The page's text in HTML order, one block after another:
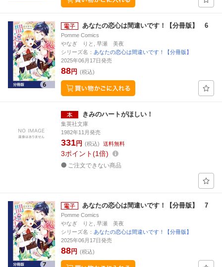
あなたの恋心は間違いです！【分冊版】 6
Pomme Comics
やなぎ りと, 早瀬 美夜
シリーズ名： あなたの恋心は間違いです！【分冊版】
2025年06月17日発売
88円 (税込)
きみのハートがほしい！
集英社文庫
1982年11月発売
331円 (税込) 送料無料
3ポイント 1倍
ご注文できない商品
あなたの恋心は間違いです！【分冊版】 7
Pomme Comics
やなぎ りと, 早瀬 美夜
シリーズ名： あなたの恋心は間違いです！【分冊版】
2025年06月17日発売
88円 (税込)